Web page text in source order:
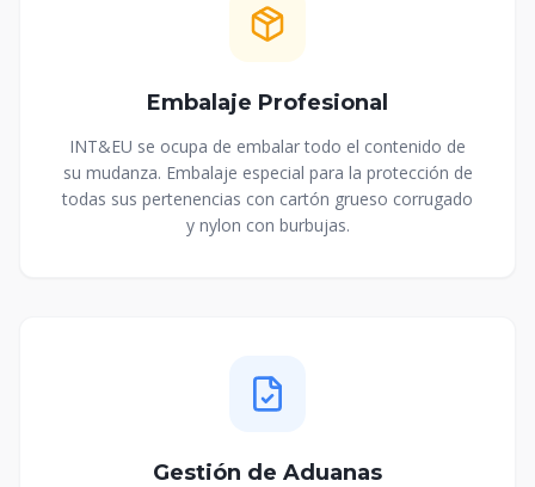
Embalaje Profesional
INT&EU se ocupa de embalar todo el contenido de
su mudanza. Embalaje especial para la protección de
todas sus pertenencias con cartón grueso corrugado
y nylon con burbujas.
Gestión de Aduanas